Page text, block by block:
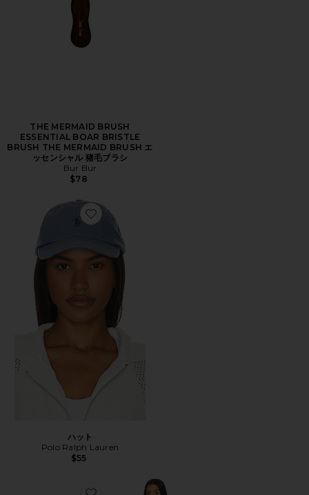
THE MERMAID BRUSH
ESSENTIAL BOAR BRISTLE
BRUSH THE MERMAID BRUSH エ
ッセンシャル 猪毛ブラシ
Bur Bur
$78
Favorite ハット
ハット
Polo Ralph Lauren
$55